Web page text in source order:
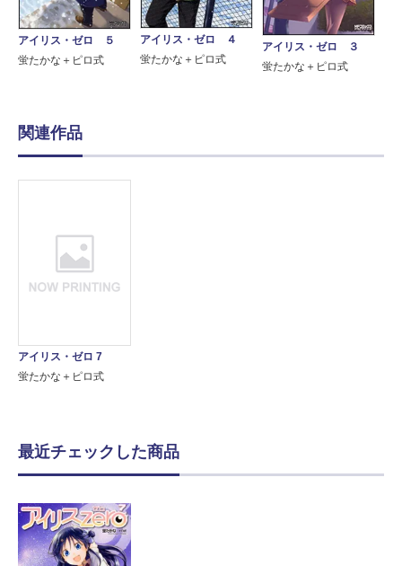
アイリス・ゼロ ５
蛍たかな＋ピロ式
アイリス・ゼロ ４
蛍たかな＋ピロ式
アイリス・ゼロ ３
蛍たかな＋ピロ式
関連作品
アイリス・ゼロ 7
蛍たかな＋ピロ式
最近チェックした商品